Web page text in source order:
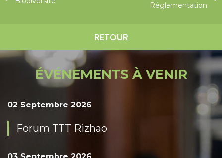
RETOUR
Réglementation
ÉVÉNEMENTS À VENIR
02 Septembre 2026
Forum TTT Rizhao